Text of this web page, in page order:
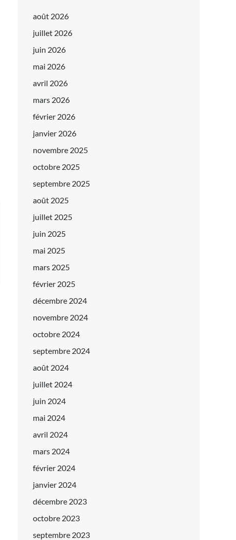
août 2026
juillet 2026
juin 2026
mai 2026
avril 2026
mars 2026
février 2026
janvier 2026
novembre 2025
octobre 2025
septembre 2025
août 2025
juillet 2025
juin 2025
mai 2025
mars 2025
février 2025
décembre 2024
novembre 2024
octobre 2024
septembre 2024
août 2024
juillet 2024
juin 2024
mai 2024
avril 2024
mars 2024
février 2024
janvier 2024
décembre 2023
octobre 2023
septembre 2023